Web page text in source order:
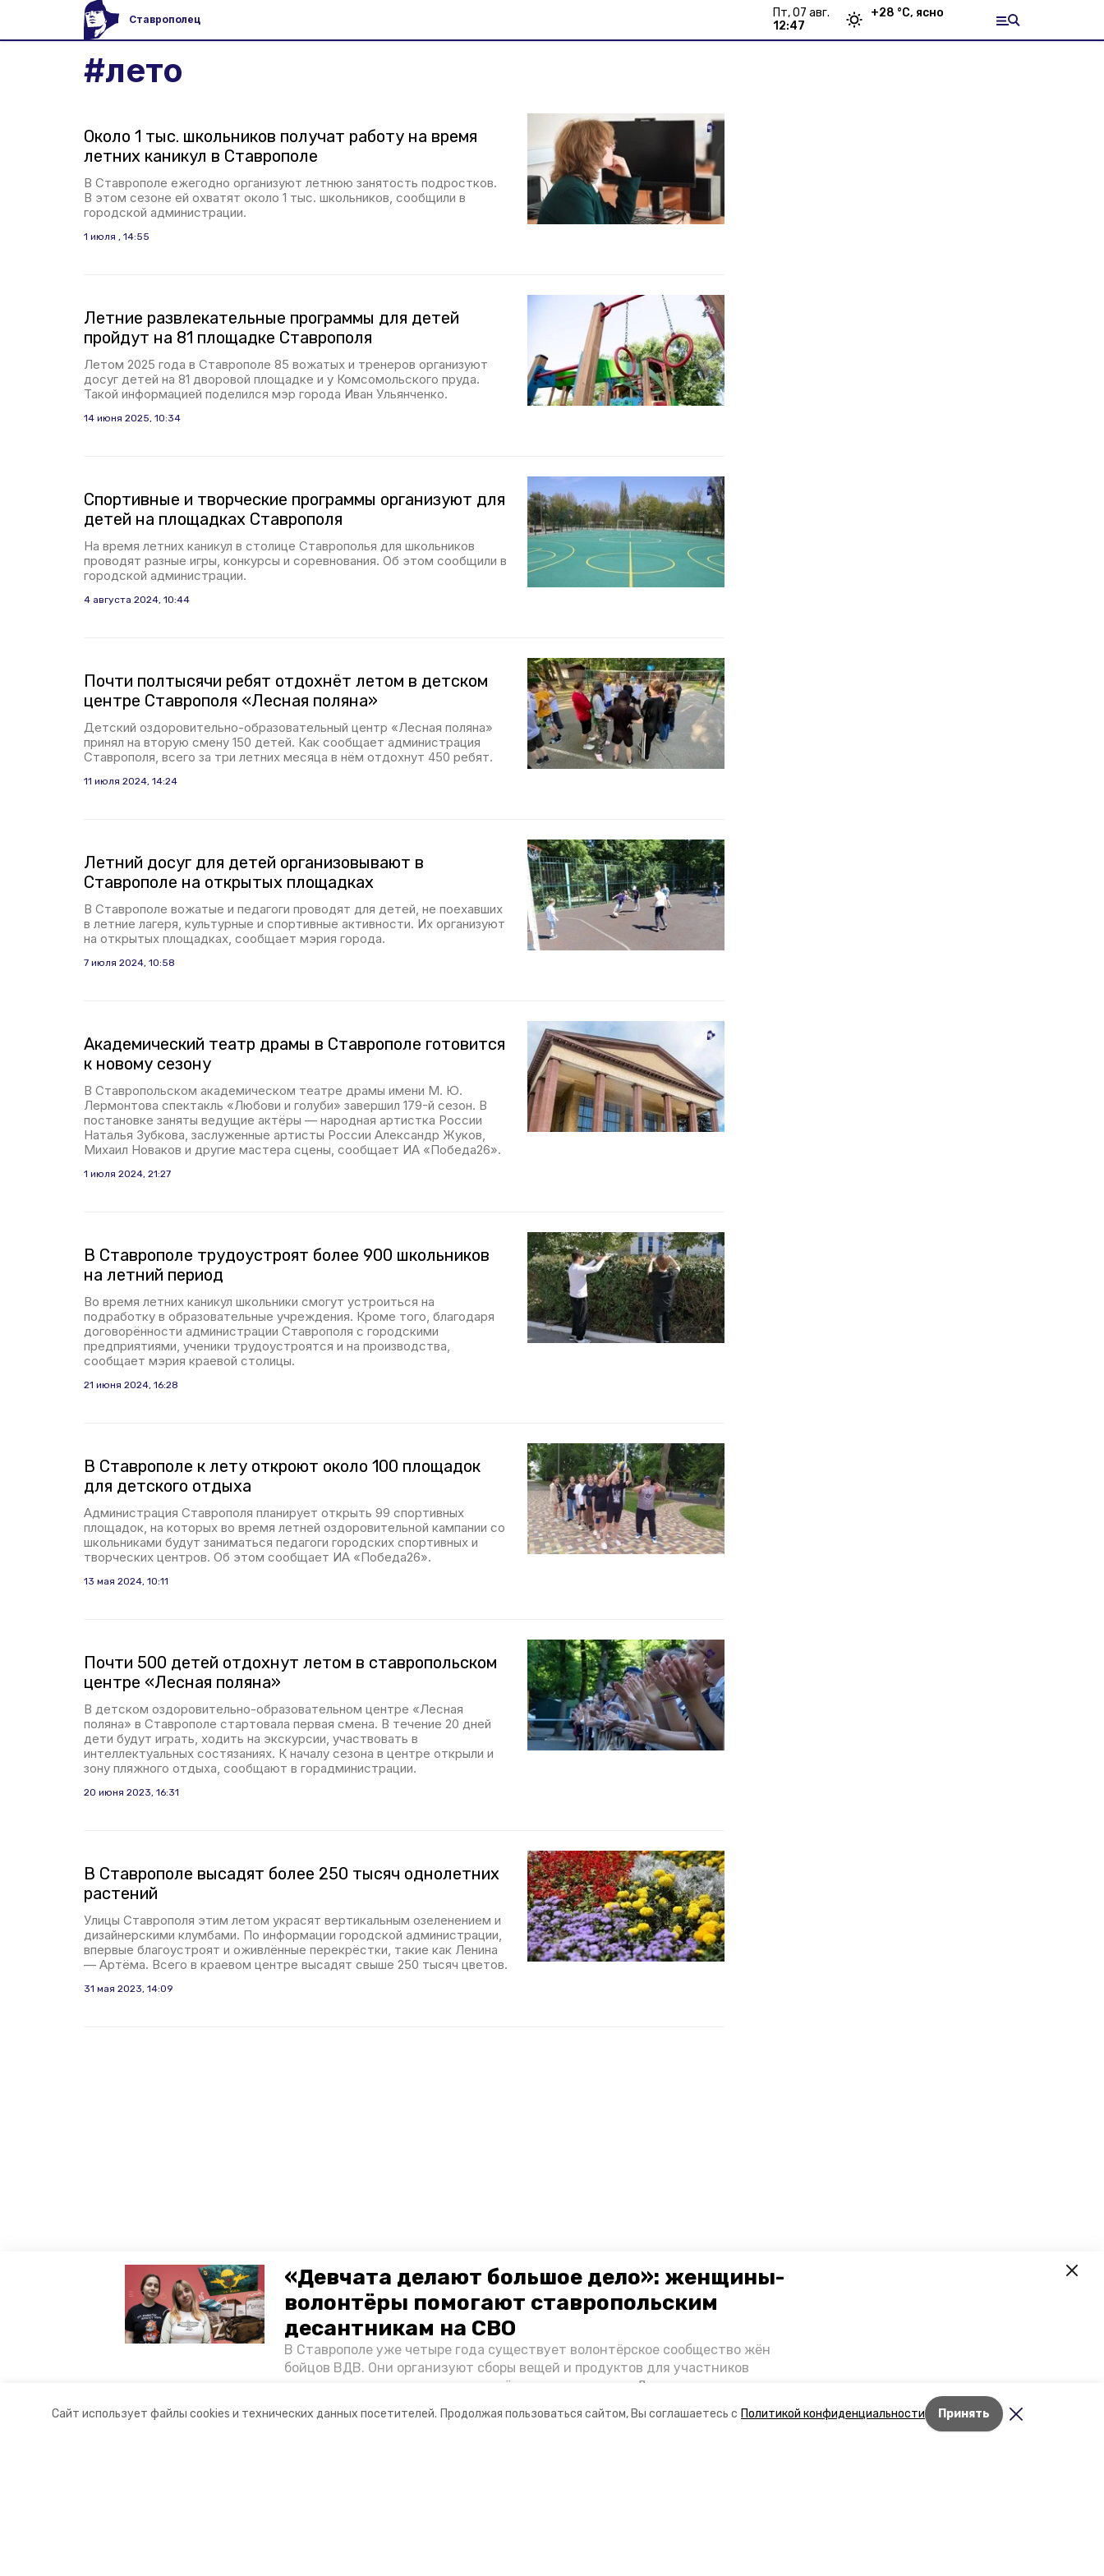
Сайт использует файлы cookies и технических данных посетителей. Продолжая пользоваться сайтом, Вы соглашаетесь с Политикой конфиденциальности Принять
«Девчата делают большое дело»: женщины-
волонтёры помогают ставропольским
десантникам на СВО
В Ставрополе уже четыре года существует волонтёрское сообщество жён
бойцов ВДВ. Они организуют сборы вещей и продуктов для участников
спецоперации и лично отвозят всё это на передовую. Девушки рассказали
акцию к 9 Мая.
Ставрополец
пт, 07 авг.
12:47
+28 °С, ясно
#лето
Около 1 тыс. школьников получат работу на время
летних каникул в Ставрополе
В Ставрополе ежегодно организуют летнюю занятость подростков.
В этом сезоне ей охватят около 1 тыс. школьников, сообщили в
городской администрации.
1 июля , 14:55
Летние развлекательные программы для детей
пройдут на 81 площадке Ставрополя
Летом 2025 года в Ставрополе 85 вожатых и тренеров организуют
досуг детей на 81 дворовой площадке и у Комсомольского пруда.
Такой информацией поделился мэр города Иван Ульянченко.
14 июня 2025, 10:34
Спортивные и творческие программы организуют для
детей на площадках Ставрополя
На время летних каникул в столице Ставрополья для школьников
проводят разные игры, конкурсы и соревнования. Об этом сообщили в
городской администрации.
4 августа 2024, 10:44
Почти полтысячи ребят отдохнёт летом в детском
центре Ставрополя «Лесная поляна»
Детский оздоровительно-образовательный центр «Лесная поляна»
принял на вторую смену 150 детей. Как сообщает администрация
Ставрополя, всего за три летних месяца в нём отдохнут 450 ребят.
11 июля 2024, 14:24
Летний досуг для детей организовывают в
Ставрополе на открытых площадках
В Ставрополе вожатые и педагоги проводят для детей, не поехавших
в летние лагеря, культурные и спортивные активности. Их организуют
на открытых площадках, сообщает мэрия города.
7 июля 2024, 10:58
Академический театр драмы в Ставрополе готовится
к новому сезону
В Ставропольском академическом театре драмы имени М. Ю.
Лермонтова спектакль «Любови и голуби» завершил 179-й сезон. В
постановке заняты ведущие актёры — народная артистка России
Наталья Зубкова, заслуженные артисты России Александр Жуков,
Михаил Новаков и другие мастера сцены, сообщает ИА «Победа26».
1 июля 2024, 21:27
В Ставрополе трудоустроят более 900 школьников
на летний период
Во время летних каникул школьники смогут устроиться на
подработку в образовательные учреждения. Кроме того, благодаря
договорённости администрации Ставрополя с городскими
предприятиями, ученики трудоустроятся и на производства,
сообщает мэрия краевой столицы.
21 июня 2024, 16:28
В Ставрополе к лету откроют около 100 площадок
для детского отдыха
Администрация Ставрополя планирует открыть 99 спортивных
площадок, на которых во время летней оздоровительной кампании со
школьниками будут заниматься педагоги городских спортивных и
творческих центров. Об этом сообщает ИА «Победа26».
13 мая 2024, 10:11
Почти 500 детей отдохнут летом в ставропольском
центре «Лесная поляна»
В детском оздоровительно-образовательном центре «Лесная
поляна» в Ставрополе стартовала первая смена. В течение 20 дней
дети будут играть, ходить на экскурсии, участвовать в
интеллектуальных состязаниях. К началу сезона в центре открыли и
зону пляжного отдыха, сообщают в горадминистрации.
20 июня 2023, 16:31
В Ставрополе высадят более 250 тысяч однолетних
растений
Улицы Ставрополя этим летом украсят вертикальным озеленением и
дизайнерскими клумбами. По информации городской администрации,
впервые благоустроят и оживлённые перекрёстки, такие как Ленина
— Артёма. Всего в краевом центре высадят свыше 250 тысяч цветов.
31 мая 2023, 14:09
Разделы
О компании